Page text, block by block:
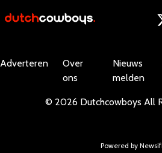
Adverteren
Over
ons
Nieuws
melden
© 2026 Dutchcowboys All
Powered by